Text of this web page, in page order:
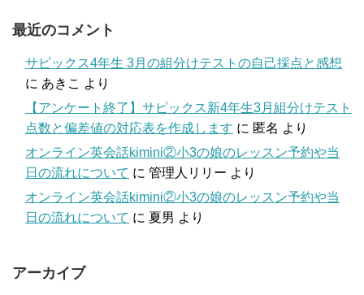
最近のコメント
サピックス4年生 3月の組分けテストの自己採点と感想
に あきこ より
【アンケート終了】サピックス新4年生3月組分けテスト
点数と偏差値の対応表を作成します に 匿名 より
オンライン英会話kimini②小3の娘のレッスン予約や当
日の流れについて に 管理人リリー より
オンライン英会話kimini②小3の娘のレッスン予約や当
日の流れについて に 夏男 より
アーカイブ